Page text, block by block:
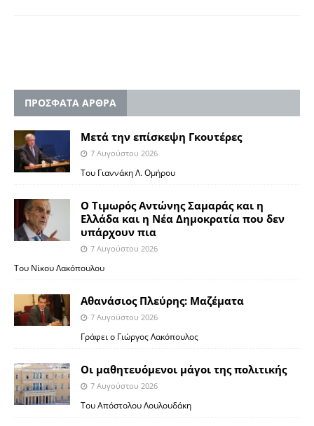
ΠΡΟΣΦΑΤΑ ΑΡΘΡΑ
Μετά την επίσκεψη Γκουτέρες
7 Αυγούστου 2026
Του Γιαννάκη Λ. Ομήρου
Ο Τιμωρός Αντώνης Σαμαράς και η
Ελλάδα και η Νέα Δημοκρατία που δεν
υπάρχουν πια
7 Αυγούστου 2026
Του Νίκου Λακόπουλου
Αθανάσιος Πλεύρης: Μαζέματα
7 Αυγούστου 2026
Γράφει ο Γιώργος Λακόπουλος
Οι μαθητευόμενοι μάγοι της πολιτικής
7 Αυγούστου 2026
Του Απόστολου Λουλουδάκη